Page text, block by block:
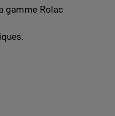
gamme Rolac